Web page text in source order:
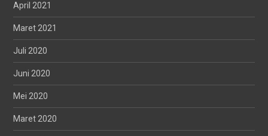
April 2021
Maret 2021
Juli 2020
Juni 2020
Mei 2020
Maret 2020